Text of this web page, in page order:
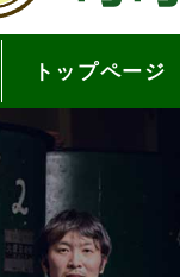
トップページ